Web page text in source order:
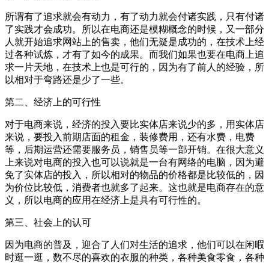
所谓有了追求就会有动力，有了动力就会付诸实践，只有付诸
了实践才会成功。所以在电商还是模糊概念的时候，又一部分
人就开始追求网站上的售卖，他们无疑是成功的，在技术上经
过各种试炼，才有了如今的成果。而我们如果也要在电商上追
求一片天地，在技术上也是可行的，因为有了前人的经验，所
以相对于弯路还是少了一些。
第二、经济上的可行性
对于电商来说，经济的投入要比实体店来说少的多，用实体店
来说，要投入前期店面的租金，装修费用，还有水费，电费
等，后期运营还需要服务员，销售员等一部开销。在很大意义
上来说对电商的投入也可以说就是一台有网络的电脑，因为避
免了实体店的投入，所以相对的物品的价格都是比较低的，因
为价位比较低，消费者也就多了起来。这也就是电商存在的意
义，所以电商的应用在经济上是具有可行性的。
第三、社会上的认可
因为电商的普及，迎合了人们对生活的追求，他们可以在闲暇
时逛一逛，数不尽的喜欢的衣服的种类，各种美食零食，各种